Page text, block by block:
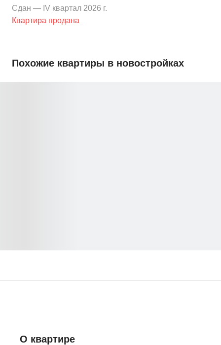
Сдан — IV квартал 2026 г.
Квартира продана
Похожие квартиры в новостройках
О квартире